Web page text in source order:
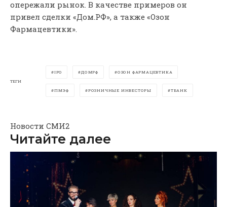
опережали рынок. В качестве примеров он
привел сделки «Дом.РФ», а также «Озон
Фармацевтики».
ТЕГИ
IPO ДОМРФ ОЗОН ФАРМАЦЕВТИКА
ПМЭФ РОЗНИЧНЫЕ ИНВЕСТОРЫ ТБАНК
Новости СМИ2
Читайте далее